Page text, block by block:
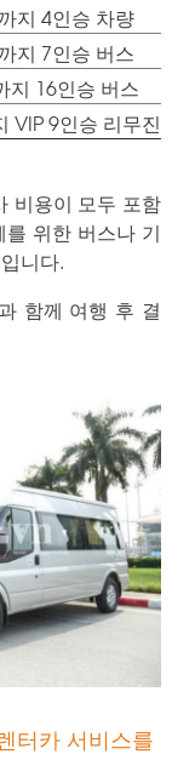
지 4인승 차량
지 7인승 버스
지 16인승 버스
VIP 9인승 리무진
비용이 모두 포함
위한 버스나 기
니다.
함께 여행 후 결
터카 서비스를